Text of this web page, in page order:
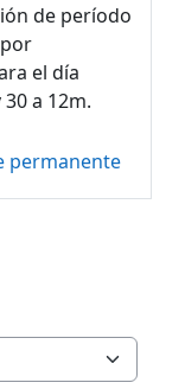
de período
el día
a 12m.
permanente